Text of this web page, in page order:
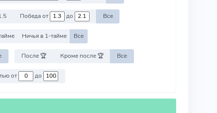
Победа от до Все
Ничья в 1-тайме Все
После 🏆 Кроме после 🏆 Все
Против команд со стоимостью от до